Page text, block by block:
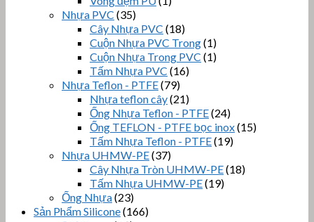
Nhựa PVC (35)
Cây Nhựa PVC (18)
Cuộn Nhựa PVC Trong(1)
Cuộn Nhựa Trong PVC (1)
Tấm Nhựa PVC (16)
Nhựa Teflon - PTFE(79)
Nhựa teflon cây(21)
Ống Nhựa Teflon - PTFE(24)
Ống TEFLON - PTFE bọc inox(15)
Tấm Nhựa Teflon - PTFE(19)
Nhựa UHMW-PE(37)
Cây Nhựa Tròn UHMW-PE(18)
Tấm Nhựa UHMW-PE(19)
Ống Nhựa(23)
Sản Phẩm Silicone(166)